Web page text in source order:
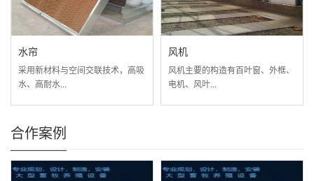
水帘
采用新材料与空间交联技术，高吸
水、高耐水...
风机
风机主要的构造有百叶窗、外框、
电机、风叶...
合作案例